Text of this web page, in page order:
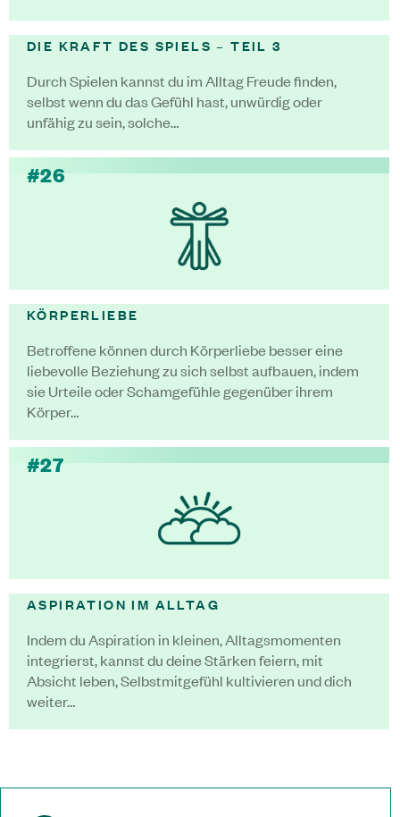
DIE KRAFT DES SPIELS – TEIL 3
Durch Spielen kannst du im Alltag Freude finden,
selbst wenn du das Gefühl hast, unwürdig oder
unfähig zu sein, solche…
#26
KÖRPERLIEBE
Betroffene können durch Körperliebe besser eine
liebevolle Beziehung zu sich selbst aufbauen, indem
sie Urteile oder Schamgefühle gegenüber ihrem
Körper…
#27
ASPIRATION IM ALLTAG
Indem du Aspiration in kleinen, Alltagsmomenten
integrierst, kannst du deine Stärken feiern, mit
Absicht leben, Selbstmitgefühl kultivieren und dich
weiter…